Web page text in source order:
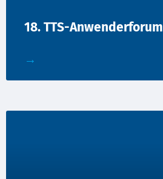
18. TTS-Anwenderforum
→